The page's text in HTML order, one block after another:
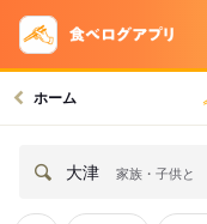
ホーム
大津 家族・子供と